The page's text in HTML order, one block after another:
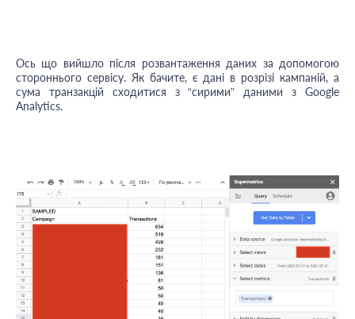
Ось що вийшло після розвантаження даних за допомогою
стороннього сервісу. Як бачите, є дані в розрізі кампаній, а
сума транзакцій сходитися з “сирими” даними з Google
Analytics.